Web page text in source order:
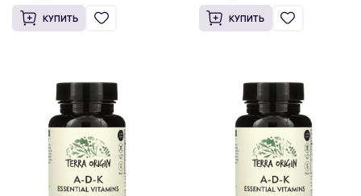
КУПИТЬ КУПИТЬ